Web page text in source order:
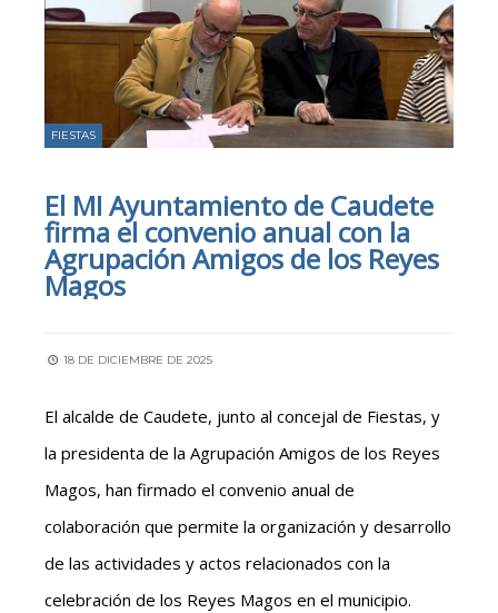
FIESTAS
El MI Ayuntamiento de Caudete
firma el convenio anual con la
Agrupación Amigos de los Reyes
Magos
18 DE DICIEMBRE DE 2025
El alcalde de Caudete, junto al concejal de Fiestas, y
la presidenta de la Agrupación Amigos de los Reyes
Magos, han firmado el convenio anual de
colaboración que permite la organización y desarrollo
de las actividades y actos relacionados con la
celebración de los Reyes Magos en el municipio.